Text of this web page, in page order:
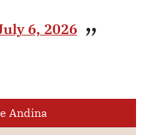
6, 2026
Andina